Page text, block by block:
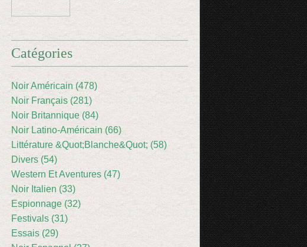
Catégories
Noir Américain (478)
Noir Français (281)
Noir Britannique (84)
Noir Latino-Américain (66)
Littérature &Quot;Blanche&Quot; (58)
Divers (54)
Western Et Aventures (47)
Noir Italien (33)
Espionnage (32)
Festivals (31)
Essais (29)